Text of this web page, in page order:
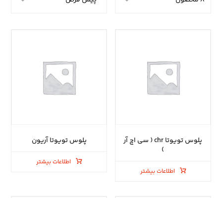
پلوس تویوتا chr ( سی اچ آر
)
اطلاعات بیشتر
پلوس تویوتا آریون
اطلاعات بیشتر